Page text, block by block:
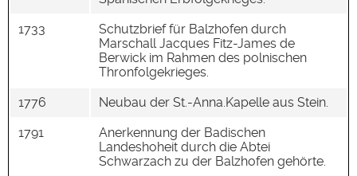
1733
Schutzbrief für Balzhofen durch
Marschall Jacques Fitz-James de
Berwick im Rahmen des polnischen
Thronfolgekrieges.
1776
Neubau der St.-Anna.Kapelle aus Stein.
1791
Anerkennung der Badischen
Landeshoheit durch die Abtei
Schwarzach zu der Balzhofen gehörte.